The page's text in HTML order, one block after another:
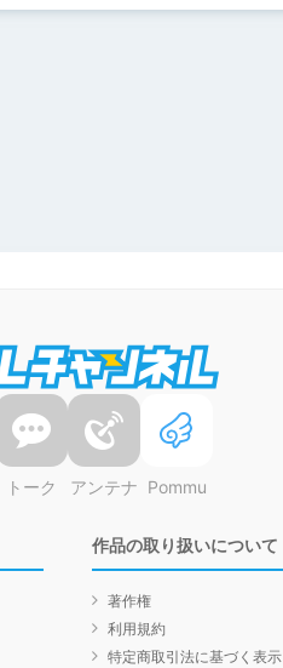
トーク アンテナ Pommu
作品の取り扱いについて
著作権
利用規約
特定商取引法に基づく表示